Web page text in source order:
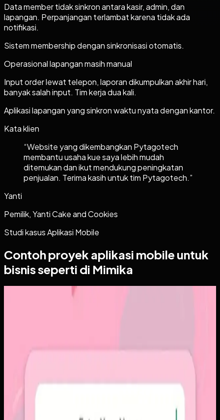
Data member tidak sinkron antara kasir, admin, dan
lapangan. Perpanjangan terlambat karena tidak ada
notifikasi.
Sistem membership dengan sinkronisasi otomatis.
Operasional lapangan masih manual
Input order lewat telepon, laporan dikumpulkan akhir hari,
banyak salah input. Tim kerja dua kali.
Aplikasi lapangan yang sinkron waktu nyata dengan kantor.
Kata klien
“Website yang dikembangkan Pytagotech
membantu usaha kue saya lebih mudah
ditemukan dan ikut mendukung peningkatan
penjualan. Terima kasih untuk tim Pytagotech.”
Yanti
Pemilik, Yanti Cake and Cookies
Studi kasusAplikasi Mobile
Contoh proyek aplikasi mobile untuk
bisnis seperti di Mimika
Sebelumnya
Platform sosial umum sering membuat momen personal
tenggelam di antara konten publik, iklan, dan tekanan
untuk selalu tampil sempurna. Pengguna membutuhkan